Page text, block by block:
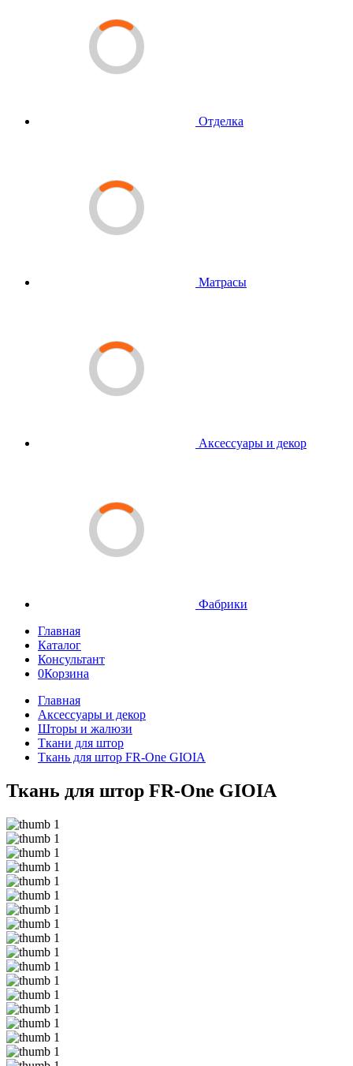
Отделка
Матрасы
Аксессуары и декор
Фабрики
Главная
Каталог
Консультант
0Корзина
Главная
Аксессуары и декор
Шторы и жалюзи
Ткани для штор
Ткань для штор FR-One GIOIA
Ткань для штор FR-One GIOIA